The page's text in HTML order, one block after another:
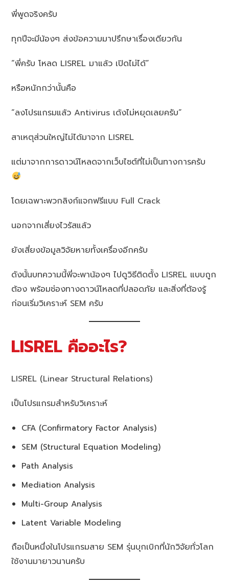
พี่พูดจริงครับ
ทุกปีจะมีน้องๆ ส่งข้อความมาปรึกษาเรื่องเดียวกัน
“พี่ครับ โหลด LISREL มาแล้ว เปิดไม่ได้”
หรือหนักกว่านั้นคือ
“ลงโปรแกรมแล้ว Antivirus เด้งไม่หยุดเลยครับ”
สาเหตุส่วนใหญ่ไม่ได้มาจาก LISREL
แต่มาจากการดาวน์โหลดจากเว็บไซต์ที่ไม่เป็นทางการครับ
โดยเฉพาะพวกลิงก์แจกฟรีแบบ Full Crack
นอกจากเสี่ยงไวรัสแล้ว
ยังเสี่ยงข้อมูลวิจัยหายทั้งเครื่องอีกครับ
ดังนั้นบทความนี้พี่จะพาน้องๆ ไปดูวิธีติดตั้ง LISREL แบบถูก
ต้อง พร้อมช่องทางดาวน์โหลดที่ปลอดภัย และสิ่งที่ต้องรู้
ก่อนเริ่มวิเคราะห์ SEM ครับ
LISREL คืออะไร?
LISREL (Linear Structural Relations)
เป็นโปรแกรมสำหรับวิเคราะห์
CFA (Confirmatory Factor Analysis)
SEM (Structural Equation Modeling)
Path Analysis
Mediation Analysis
Multi-Group Analysis
Latent Variable Modeling
ถือเป็นหนึ่งในโปรแกรมสาย SEM รุ่นบุกเบิกที่นักวิจัยทั่วโลก
ใช้งานมายาวนานครับ